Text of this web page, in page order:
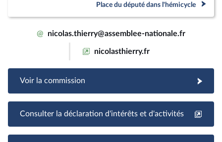
Place du député dans l'hémicycle
@ nicolas.thierry@assemblee-nationale.fr
nicolasthierry.fr
Voir la commission
Consulter la déclaration d'intérêts et d'activités